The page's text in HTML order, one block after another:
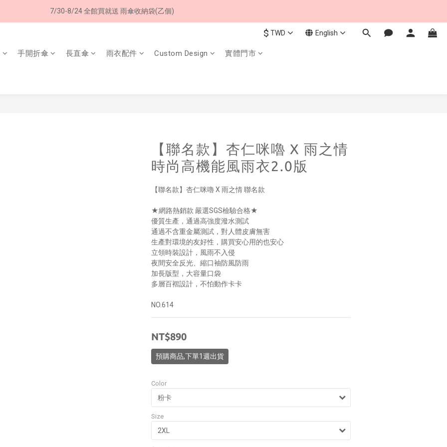
8/8 父親節限定 超商取貨免運費
7/30-8/24 全館買就送 雨傘收納袋(乙個)
$ TWD English
手開折傘 長直傘 雨衣配件 Custom Design 實體門市
【聯名款】杏仁咪嚕 X 雨之情
時尚高機能風雨衣2.0版
【聯名款】杏仁咪嚕 X 雨之情 聯名款
★網路熱銷款 嚴選SGS檢驗合格★
優質生產，通過高強度潑水測試
通過不含重金屬測試，對人體皮膚無害
生產對環境的友好性，購買安心用的也安心
立領時裝設計，風雨不入侵
夜間安全反光、縮口袖防風防雨
加長版型，大容量口袋
多層百褶設計，不怕動作卡卡
NO.614
NT$890
預購商品,下單1週出貨
Color
Size